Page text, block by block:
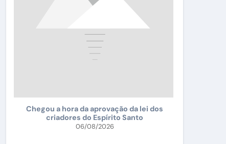
Chegou a hora da aprovação da lei dos
criadores do Espírito Santo
06/08/2026